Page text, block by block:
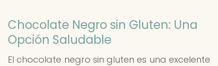
Chocolate Negro sin Gluten: Una
Opción Saludable
El chocolate negro sin gluten es una excelente